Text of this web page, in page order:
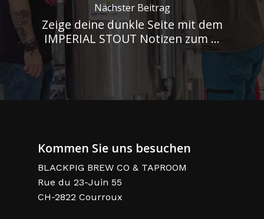
Nächster Beitrag
Zeige deine dunkle Seite mit dem
IMPERIAL STOUT Notizen zum ...
Kommen Sie uns besuchen
BLACKPIG BREW CO & TAPROOM
Rue du 23-Juin 55
CH-2822 Courroux